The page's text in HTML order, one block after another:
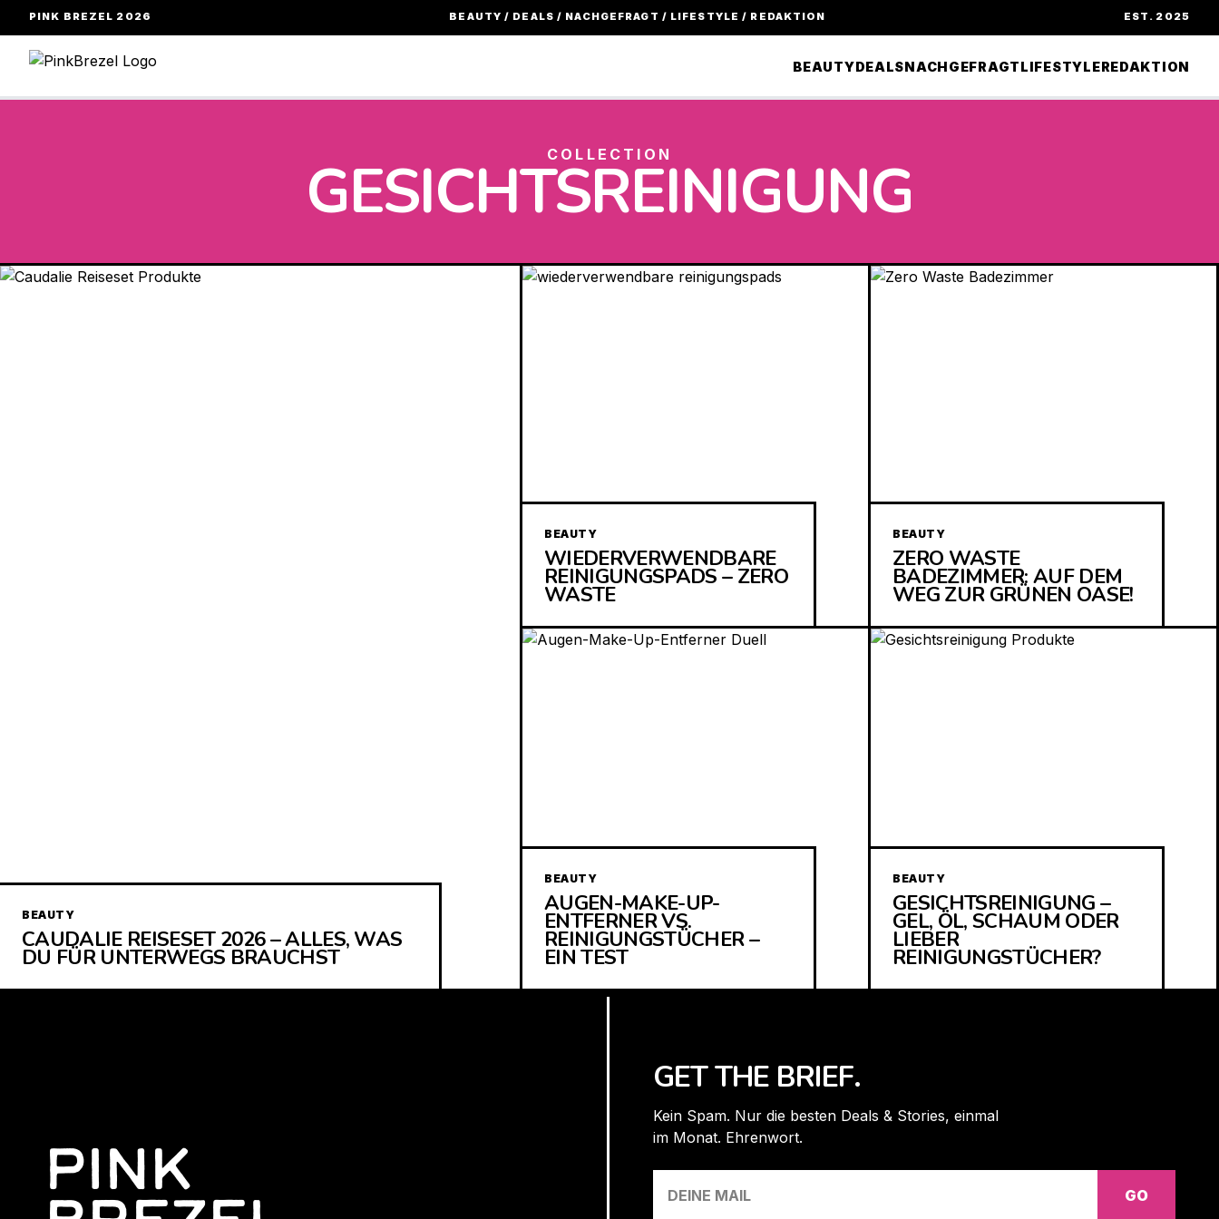
PINK BREZEL 2026 BEAUTY / DEALS / NACHGEFRAGT / LIFESTYLE / REDAKTION EST. 2025
BEAUTYDEALSNACHGEFRAGTLIFESTYLEREDAKTION
COLLECTION
GESICHTSREINIGUNG
BEAUTY
CAUDALIE REISESET 2026 – ALLES, WAS
DU FÜR UNTERWEGS BRAUCHST
BEAUTY
WIEDERVERWENDBARE
REINIGUNGSPADS – ZERO
WASTE
BEAUTY
ZERO WASTE
BADEZIMMER: AUF DEM
WEG ZUR GRÜNEN OASE!
BEAUTY
AUGEN-MAKE-UP-
ENTFERNER VS.
REINIGUNGSTÜCHER –
EIN TEST
BEAUTY
GESICHTSREINIGUNG –
GEL, ÖL, SCHAUM ODER
LIEBER
REINIGUNGSTÜCHER?
PINK
GET THE BRIEF.
Kein Spam. Nur die besten Deals & Stories, einmal
im Monat. Ehrenwort.